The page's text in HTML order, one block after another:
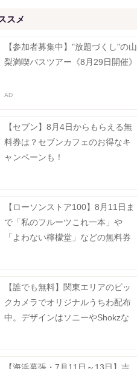
スメ
【参加者募集中】"放題づくし"の山
梨満喫バスツアー《8月29日開催》
【セブン】8月4日からもらえる無
料券は？セブンカフェのお得なキ
ャンペーンも！
【ローソンストア100】8月11日ま
で「私のフルーツこれ一本」や
「よわない檸檬堂」などの無料券
【誰でも無料】関東エリアのビッ
クカメラでオリジナルうちわ配布
中。デザインはソニーやShokzな